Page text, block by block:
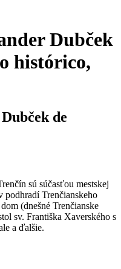
Dubček
histórico,
de
sú súčasťou mestskej
podhradí Trenčianskeho
(dnešné Trenčianske
sv. Františka Xaverského s
a ďalšie.